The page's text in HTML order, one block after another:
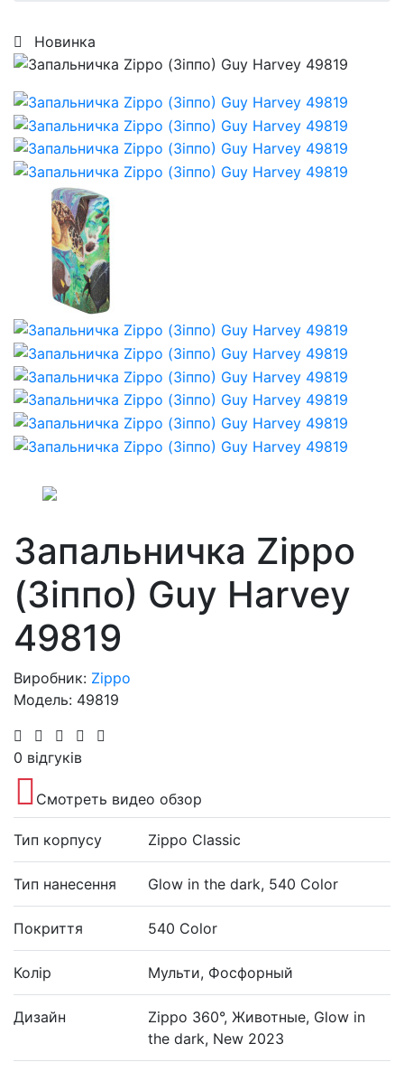
Новинка
Запальничка Zippo
(Зіппо) Guy Harvey
49819
Виробник: Zippo
Модель: 49819
0 відгуків
Смотреть видео обзор
Тип корпусу Zippo Classic
Тип нанесення Glow in the dark, 540 Color
Покриття 540 Color
Колір Мульти, Фосфорный
Дизайн
Zippo 360°, Животные, Glow in
the dark, New 2023